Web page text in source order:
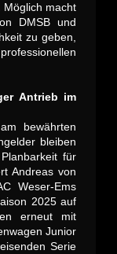
Möglich macht
DMSB und
zu geben,
Antrieb im
bewährten
bleiben
für
Andreas von
Weser-Ems
2025 auf
erneut mit
Junior
Serie